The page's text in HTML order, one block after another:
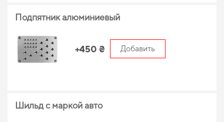
Подпятник алюминиевый
+450 ₴ Добавить
Шильд с маркой авто